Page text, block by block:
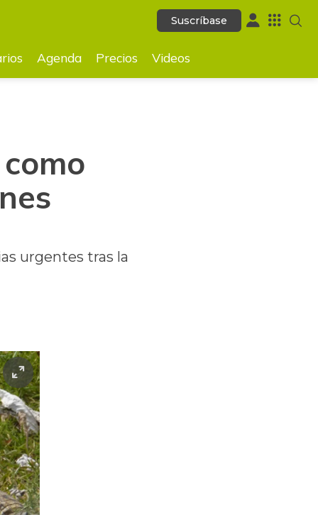
Suscríbase
Suscríbase
Agenda Precios Videos
urgentes tras la